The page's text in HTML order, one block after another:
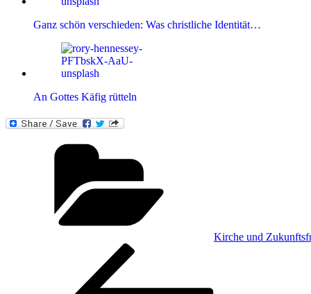
Ganz schön verschieden: Was christliche Identität…
An Gottes Käfig rütteln
Kirche und
Beitragsnavigation